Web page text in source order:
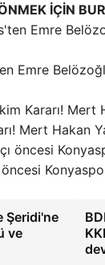
İÇİN
Emre
Mert Hakan
Şeridi'ne
ve